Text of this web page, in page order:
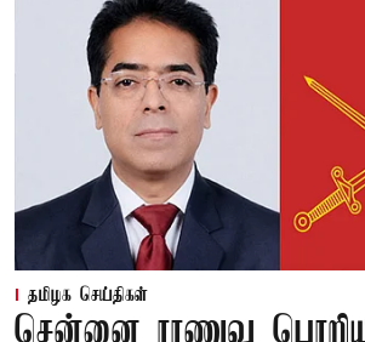
தமிழக செய்திகள்
சென்னை ராணுவ